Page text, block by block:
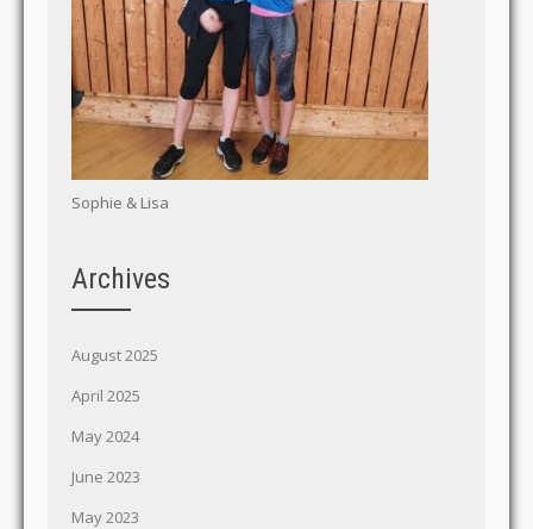
Sophie & Lisa
Archives
August 2025
April 2025
May 2024
June 2023
May 2023